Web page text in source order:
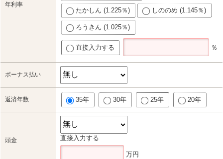
年利率
たかしん (1.225％) しののめ (1.145％)
ろうきん (1.025％)
直接入力する ％
ボーナス払い
返済年数 35年 30年 25年 20年
頭金 直接入力する
万円